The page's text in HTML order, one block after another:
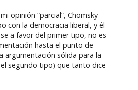
opinión “parcial”, Chomsky
con la democracia liberal, y él
a favor del primer tipo, no es
hasta el punto de
argumentación sólida para la
segundo tipo) que tanto dice